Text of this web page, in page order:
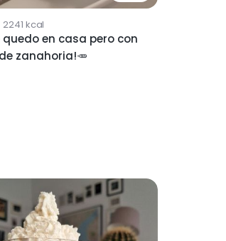
2241 kcal
quedo en casa pero con
zanahoria!🥕